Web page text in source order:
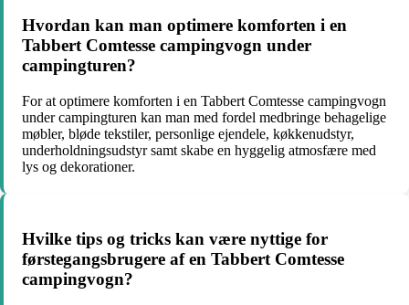
Hvordan kan man optimere komforten i en
Tabbert Comtesse campingvogn under
campingturen?
For at optimere komforten i en Tabbert Comtesse campingvogn
under campingturen kan man med fordel medbringe behagelige
møbler, bløde tekstiler, personlige ejendele, køkkenudstyr,
underholdningsudstyr samt skabe en hyggelig atmosfære med
lys og dekorationer.
Hvilke tips og tricks kan være nyttige for
førstegangsbrugere af en Tabbert Comtesse
campingvogn?